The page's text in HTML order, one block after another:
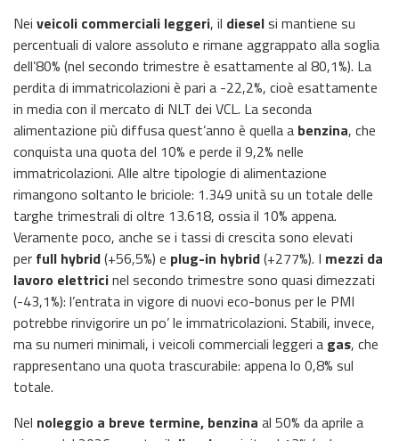
Nei veicoli commerciali leggeri, il dieselsi mantiene su
percentuali di valore assoluto e rimane aggrappato alla soglia
dell’80% (nel secondo trimestre è esattamente al 80,1%). La
perdita di immatricolazioni è pari a -22,2%, cioè esattamente
in media con il mercato di NLT dei VCL. La seconda
alimentazione più diffusa quest’anno è quella a benzina, che
conquista una quota del 10% e perde il 9,2% nelle
immatricolazioni. Alle altre tipologie di alimentazione
rimangono soltanto le briciole: 1.349 unità su un totale delle
targhe trimestrali di oltre 13.618, ossia il 10% appena.
Veramente poco, anche se i tassi di crescita sono elevati
per full hybrid(+56,5%) e plug-in hybrid(+277%). I mezzi da
lavoro elettricinel secondo trimestre sono quasi dimezzati
(-43,1%): l’entrata in vigore di nuovi eco-bonus per le PMI
potrebbe rinvigorire un po’ le immatricolazioni. Stabili, invece,
ma su numeri minimali, i veicoli commerciali leggeri a gas, che
rappresentano una quota trascurabile: appena lo 0,8% sul
totale.
Nel noleggio a breve termine, benzina al 50% da aprile a